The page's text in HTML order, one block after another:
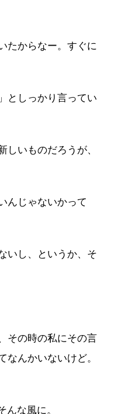
たからなー。すぐに
としっかり言ってい
いものだろうが、
んじゃないかって
いし、というか、そ
その時の私にその言
んかいないけど。
な風に。